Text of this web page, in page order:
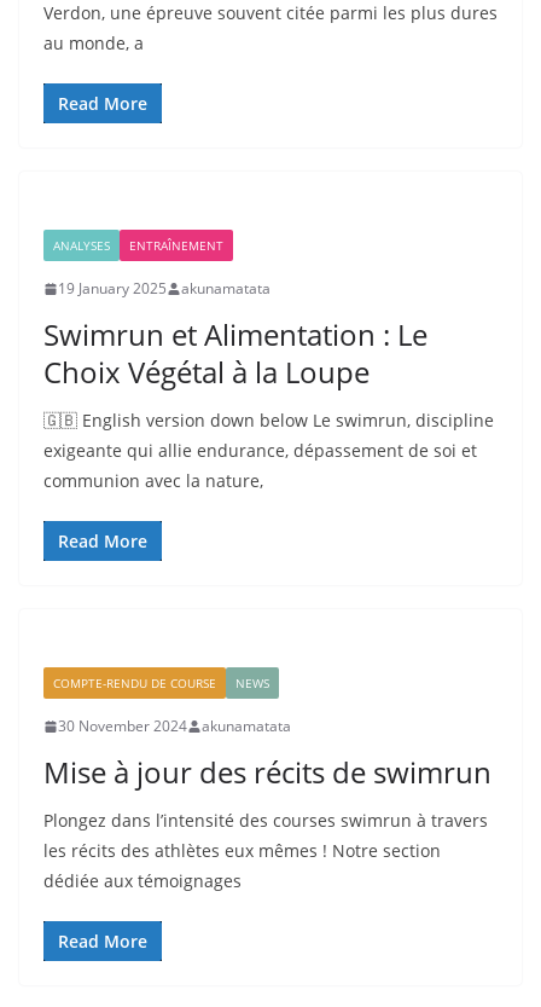
Verdon, une épreuve souvent citée parmi les plus dures
au monde, a
Read More
ANALYSES ENTRAÎNEMENT
19 January 2025 akunamatata
Swimrun et Alimentation : Le
Choix Végétal à la Loupe
🇬🇧 English version down below Le swimrun, discipline
exigeante qui allie endurance, dépassement de soi et
communion avec la nature,
Read More
COMPTE-RENDU DE COURSE NEWS
30 November 2024 akunamatata
Mise à jour des récits de swimrun
Plongez dans l’intensité des courses swimrun à travers
les récits des athlètes eux mêmes ! Notre section
dédiée aux témoignages
Read More